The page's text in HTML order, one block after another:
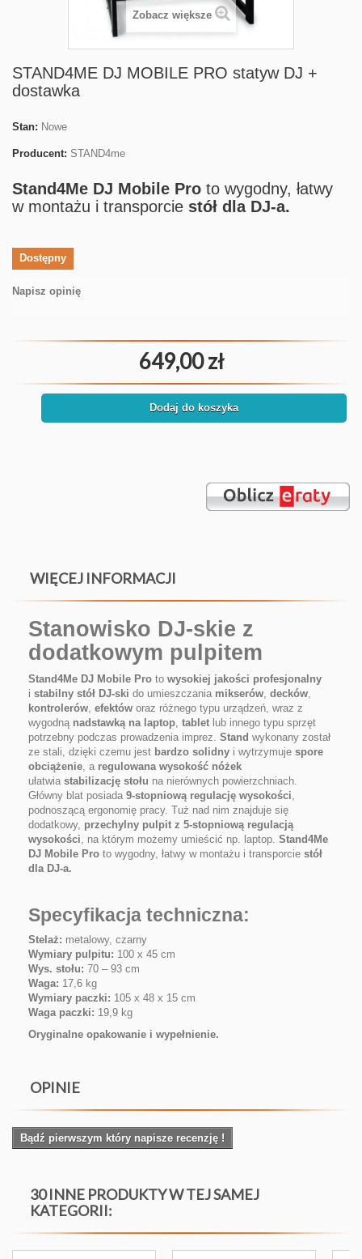
Zobacz większe
STAND4ME DJ MOBILE PRO statyw DJ +
dostawka
Stan: Nowe
Producent: STAND4me
Stand4Me DJ Mobile Pro to wygodny, łatwy
w montażu i transporcie stół dla DJ-a.
Dostępny
Napisz opinię
649,00 zł
Dodaj do koszyka
WIĘCEJ INFORMACJI
Stanowisko DJ-skie z
dodatkowym pulpitem
Stand4Me DJ Mobile Pro to wysokiej jakości profesjonalny
i stabilny stół DJ-ski do umieszczania mikserów, decków,
kontrolerów, efektów oraz różnego typu urządzeń, wraz z
wygodną nadstawką na laptop, tablet lub innego typu sprzęt
potrzebny podczas prowadzenia imprez. Stand wykonany został
ze stali, dzięki czemu jest bardzo solidny i wytrzymuje spore
obciążenie, a regulowana wysokość nóżek
ułatwia stabilizację stołu na nierównych powierzchniach.
Główny blat posiada 9-stopniową regulację wysokości,
podnoszącą ergonomię pracy. Tuż nad nim znajduje się
dodatkowy, przechylny pulpit z 5-stopniową regulacją
wysokości, na którym możemy umieścić np. laptop. Stand4Me
DJ Mobile Pro to wygodny, łatwy w montażu i transporcie stół
dla DJ-a.
Specyfikacja techniczna:
Stelaż: metalowy, czarny
Wymiary pulpitu: 100 x 45 cm
Wys. stołu: 70 – 93 cm
Waga: 17,6 kg
Wymiary paczki: 105 x 48 x 15 cm
Waga paczki: 19,9 kg
Oryginalne opakowanie i wypełnienie.
OPINIE
Bądź pierwszym który napisze recenzję !
30 INNE PRODUKTY W TEJ SAMEJ
KATEGORII: